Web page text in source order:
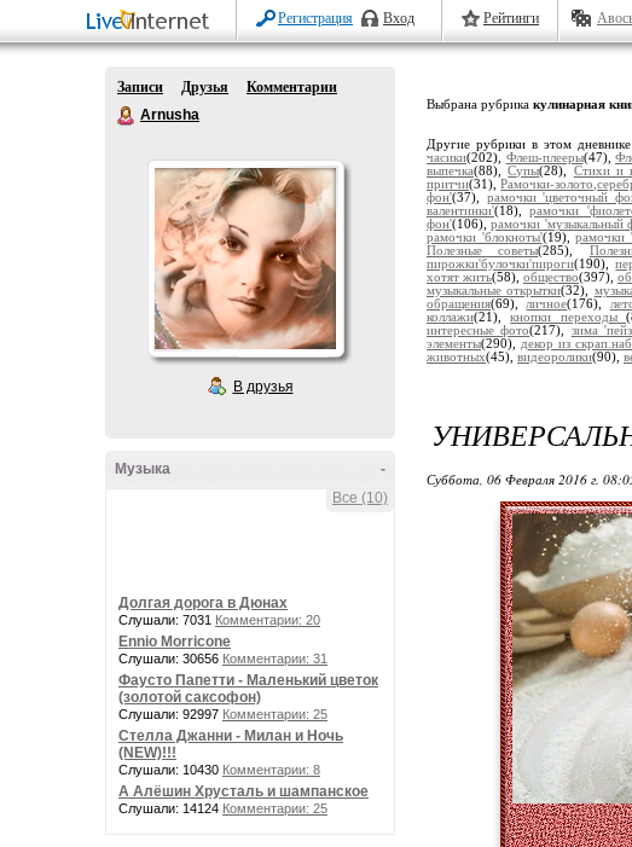
Регистрация Вход Рейтинги
Записи Друзья
Комментарии
Arnusha
В друзья
-
Музыка
Все (10)
Долгая дорога в Дюнах
Слушали: 7031 Комментарии: 20
Ennio Morricone
Слушали: 30656 Комментарии: 31
Фаусто Папетти - Маленький цветок
(золотой саксофон)
Слушали: 92997 Комментарии: 25
Стелла Джанни - Милан и Ночь
(NEW)!!!
Слушали: 10430 Комментарии: 8
А Алёшин Хрусталь и шампанское
Слушали: 14124 Комментарии: 25
Выбрана рубрика кулинарная
Другие рубрики в этом
часики(202), Флеш-плееры(47),
выпечка(88),Супы(28), Стихи и
притчи(31),Рамочки-
фон'(37), рамочки 'цветочный
валентинки'(18),рамочки
фон'(106),рамочки 'музыкальный
рамочки 'блокноты'(19),рамочки
Полезные советы(285),
пирожки'булочки'пироги(190),
хотят жить(58), общество(397),
музыкальные открытки(32),
обращения(69), личное(176),
коллажи(21),кнопки переходы
интересные фото(217), зима
элементы(290), декор из
животных(45), видеоролики(90),
Суббота, 06 Февраля 2016 г.